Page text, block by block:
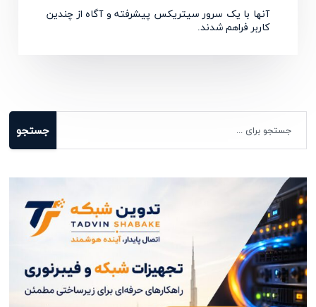
آنها با یک سرور سیتریکس پیشرفته و آگاه از چندین
کاربر فراهم شدند.
جستجو